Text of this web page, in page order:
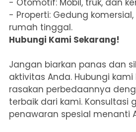
- Properti: Gedung
rumah tinggal.
Hubungi Kami Sekarang!
Jangan biarkan panas dan
aktivitas Anda. Hubungi
rasakan perbedaannya
terbaik dari kami. Konsultasi
penawaran spesial menanti